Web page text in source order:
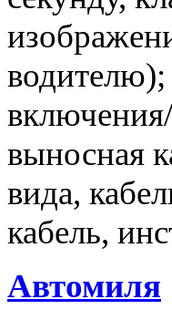
водителю);
выносная
вида,
кабель,
Автомиля